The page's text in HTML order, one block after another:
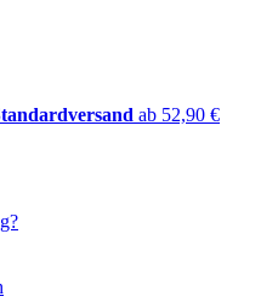
ab 52,90 €